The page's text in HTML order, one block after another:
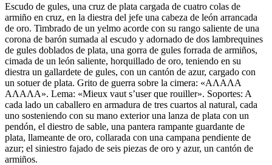
Escudo de gules, una cruz de plata cargada de cuatro colas de
armiño en cruz, en la diestra del jefe una cabeza de león arrancada
de oro. Timbrado de un yelmo acorde con su rango saliente de una
corona de barón sumada al escudo y adornado de dos lambrequines
de gules doblados de plata, una gorra de gules forrada de armiños,
cimada de un león saliente, horquillado de oro, teniendo en su
diestra un gallardete de gules, con un cantón de azur, cargado con
un sotuer de plata. Grito de guerra sobre la cimera: «ΑΛΑΛΑ
ΑΛΑΛΑ». Lema: «Mieux vaut s’user que rouiller». Soportes: A
cada lado un caballero en armadura de tres cuartos al natural, cada
uno sosteniendo con su mano exterior una lanza de plata con un
pendón, el diestro de sable, una pantera rampante guardante de
plata, llameante de oro, collarada con una campana pendiente de
azur; el siniestro fajado de seis piezas de oro y azur, un cantón de
armiños.